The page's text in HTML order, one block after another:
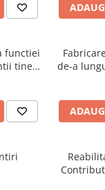
functiei
tineri
de-a
fructe
fizica